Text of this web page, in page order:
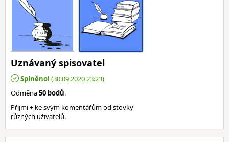
Uznávaný spisovatel
Splněno! (30.09.2020 23:23)
Odměna50 bodů.
Přijmi + ke svým komentářům od stovky
různých uživatelů.